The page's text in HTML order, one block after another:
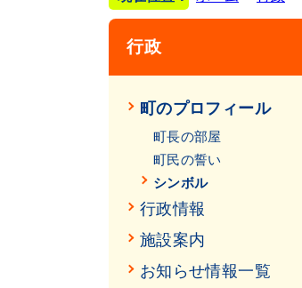
行政
町のプロフィール
町長の部屋
町民の誓い
シンボル
行政情報
施設案内
お知らせ情報一覧